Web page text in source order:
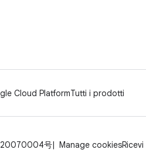
Cloud PlatformTutti i prodotti
20070004号 Manage cookies